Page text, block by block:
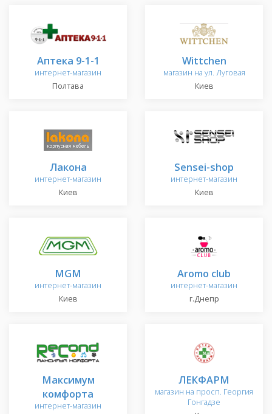
Аптека 9-1-1
интернет-магазин
Полтава
Wittchen
магазин на ул. Луговая
Киев
Лакона
интернет-магазин
Киев
Sensei-shop
интернет-магазин
Киев
MGM
интернет-магазин
Киев
Aromo club
интернет-магазин
г.Днепр
Максимум
комфорта
интернет-магазин
ЛЕКФАРМ
магазин на просп. Георгия
Гонгадзе